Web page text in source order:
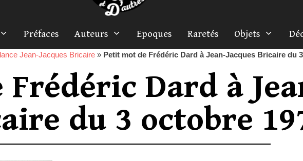
Préfaces Auteurs Epoques Raretés Objets
Jean-Jacques Bricaire » Petit mot de Frédéric Dard à Jean-Jacques Bricaire du
Dard à
du 3 octobre